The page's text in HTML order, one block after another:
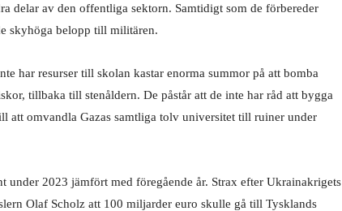
delar av den offentliga sektorn. Samtidigt som de förbereder
skyhöga belopp till militären.
har resurser till skolan kastar enorma summor på att bomba
tillbaka till stenåldern. De påstår att de inte har råd att bygga
att omvandla Gazas samtliga tolv universitet till ruiner under
under 2023 jämfört med föregående år. Strax efter Ukrainakrigets
Olaf Scholz att 100 miljarder euro skulle gå till Tysklands